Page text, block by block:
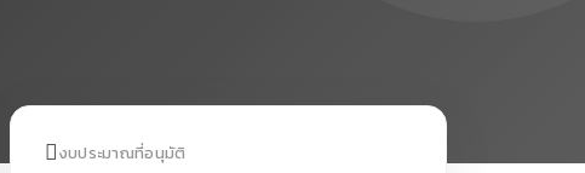
งบประมาณที่อนุมัติ